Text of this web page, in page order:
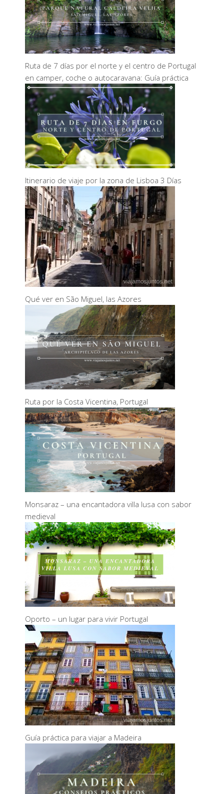
Ruta de 7 días por el norte y el centro de Portugal
en camper, coche o autocaravana: Guía práctica
Itinerario de viaje por la zona de Lisboa 3 Días
Qué ver en São Miguel, las Azores
Ruta por la Costa Vicentina, Portugal
Monsaraz – una encantadora villa lusa con sabor
medieval
Oporto – un lugar para vivir Portugal
Guía práctica para viajar a Madeira